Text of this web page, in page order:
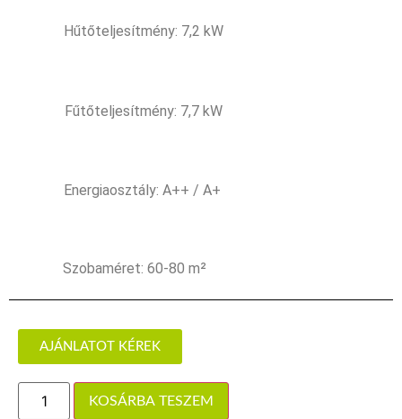
Hűtőteljesítmény: 7,2 kW
Fűtőteljesítmény: 7,7 kW
Energiaosztály: A++ / A+
Szobaméret: 60-80 m²
AJÁNLATOT KÉREK
KOSÁRBA TESZEM